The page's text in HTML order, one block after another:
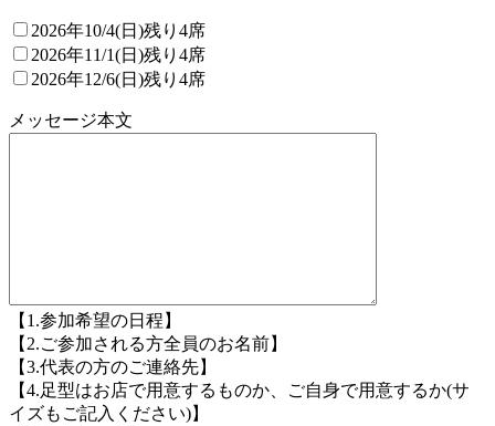
2026年10/4(日)残り4席
2026年11/1(日)残り4席
2026年12/6(日)残り4席
メッセージ本文
【1.参加希望の日程】
【2.ご参加される方全員のお名前】
【3.代表の方のご連絡先】
【4.足型はお店で用意するものか、ご自身で用意するか(サ
イズもご記入ください)】